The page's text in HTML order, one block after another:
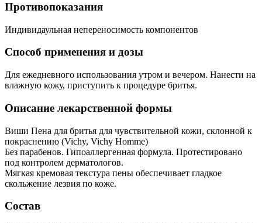
Противопоказания
Индивидаульная непереносимость компонентов
Способ применения и дозы
Для ежедневного использования утром и вечером. Нанести на
влажную кожу, приступить к процедуре бритья.
Описание лекарственной формы
Виши Пена для бритья для чувствительной кожи, склонной к
покраснению (Vichy, Vichy Homme)
Без парабенов. Гипоаллергенная формула. Протестировано
под контролем дерматологов.
Мягкая кремовая текстура пены обеспечивает гладкое
скольжение лезвия по коже.
Состав